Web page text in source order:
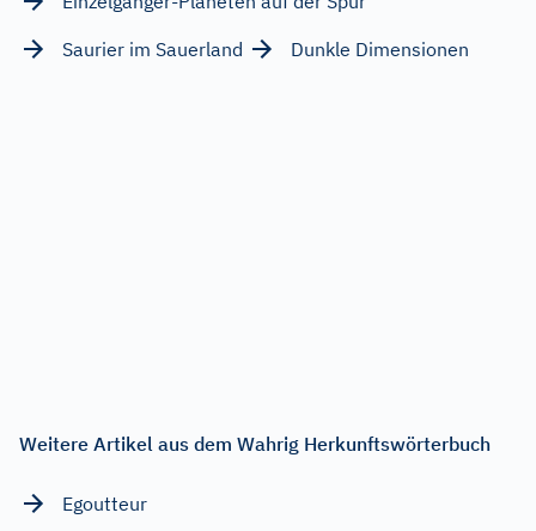
Saurier im Sauerland
Dunkle Dimensionen
Weitere Artikel aus dem Wahrig Herkunftswörterbuch
Egoutteur